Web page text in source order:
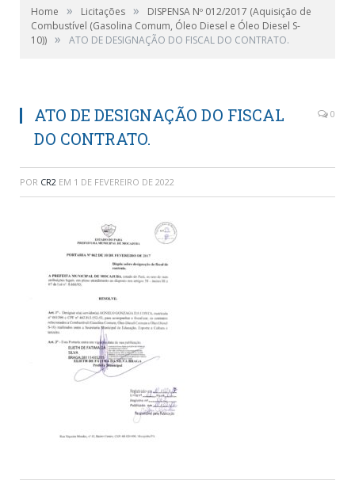
Home » Licitações »
DISPENSA Nº 012/2017 (Aquisição de
Combustível (Gasolina Comum, Óleo Diesel e Óleo Diesel S-
10)) » ATO DE DESIGNAÇÃO DO FISCAL DO CONTRATO.
ATO DE DESIGNAÇÃO DO FISCAL
DO CONTRATO.
0
POR CR2 EM 1 DE FEVEREIRO DE 2022